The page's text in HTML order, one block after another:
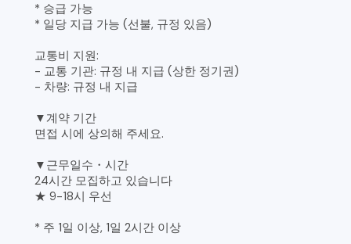
* 승급 가능
* 일당 지급 가능 (선불, 규정 있음)
교통비 지원:
- 교통 기관: 규정 내 지급 (상한 정기권)
- 차량: 규정 내 지급
▼계약 기간
면접 시에 상의해 주세요.
▼근무일수・시간
24시간 모집하고 있습니다
★ 9-18시 우선
* 주 1일 이상, 1일 2시간 이상